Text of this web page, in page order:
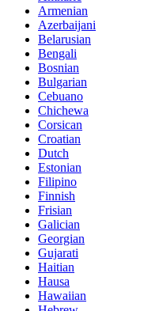
Armenian
Azerbaijani
Belarusian
Bengali
Bosnian
Bulgarian
Cebuano
Chichewa
Corsican
Croatian
Dutch
Estonian
Filipino
Finnish
Frisian
Galician
Georgian
Gujarati
Haitian
Hausa
Hawaiian